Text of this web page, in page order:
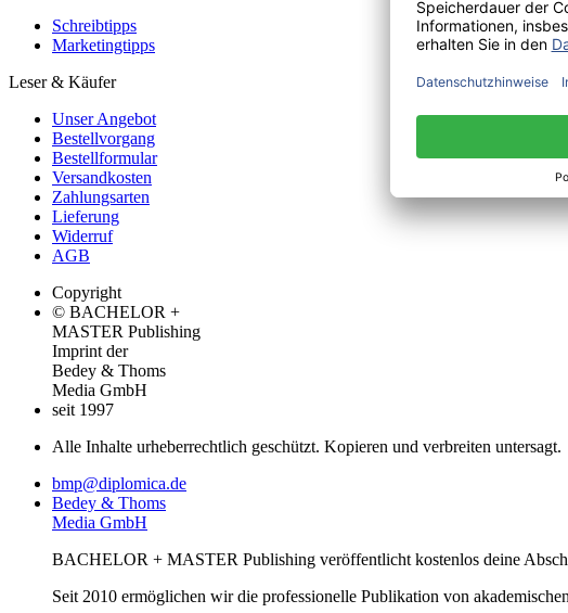
Schreibtipps
Marketingtipps
Leser & Käufer
Unser Angebot
Bestellvorgang
Bestellformular
Versandkosten
Zahlungsarten
Lieferung
Widerruf
AGB
Copyright
© BACHELOR +
MASTER Publishing
Imprint der
Bedey & Thoms
Media GmbH
seit 1997
Alle Inhalte urheberrechtlich geschützt. Kopieren und verbreiten untersagt.
bmp@diplomica.de
Bedey & Thoms
Media GmbH
BACHELOR + MASTER Publishing veröffentlicht kostenlos deine
Seit 2010 ermöglichen wir die professionelle Publikation von